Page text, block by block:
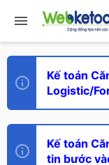
Kế toán
Logistic/
Kế toán
tin bước